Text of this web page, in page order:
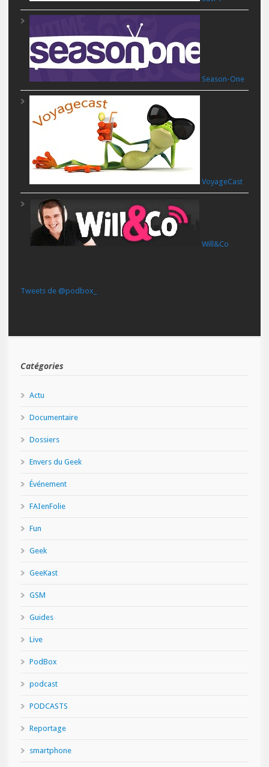
Season-One
VoyageCast
Will&Co
Tweets de @podbox_
Catégories
Actu
Documentaire
Dossiers
Envers du Geek
Événement
FAIenFolie
Fun
Geek
GeeKast
GSM
Guides
Live
PodBox
podcast
PODCASTS
Reportage
smartphone